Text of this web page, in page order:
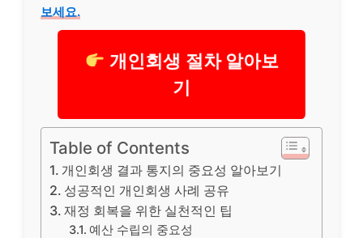
보세요.
개인회생 절차 알아보
기
Table of Contents
개인회생 결과 통지의 중요성 알아보기
성공적인 개인회생 사례 공유
재정 회복을 위한 실천적인 팁
예산 수립의 중요성